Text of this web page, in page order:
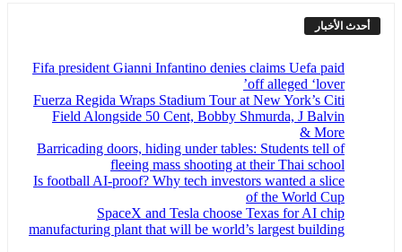
أحدث الأخبار
Fifa president Gianni Infantino denies claims Uefa paid
off alleged ‘lover’
Fuerza Regida Wraps Stadium Tour at New York’s Citi
Field Alongside 50 Cent, Bobby Shmurda, J Balvin
& More
Barricading doors, hiding under tables: Students tell of
fleeing mass shooting at their Thai school
Is football AI-proof? Why tech investors wanted a slice
of the World Cup
SpaceX and Tesla choose Texas for AI chip
manufacturing plant that will be world’s largest building